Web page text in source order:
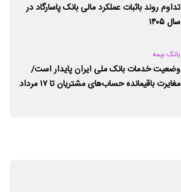
تداوم روند باثبات عملکرد مالی بانک پاسارگاد در
سال ۱۴۰۵
بانک بیمه
وضعیت خدمات بانک ملی ایران پایدار است/
مغایرت‌ باقیمانده حساب‌های مشتریان تا ۱۷ مرداد